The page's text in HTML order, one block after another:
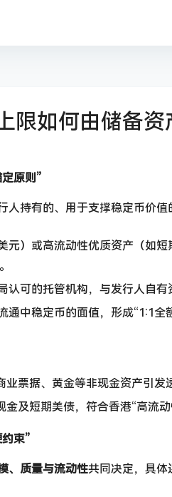
限如何由储备资
原则”
人持有的、用于支撑稳定币价值
元）或高流动性优质资产（如
认可的托管机构，与发行人自有
中稳定币的面值，形成“1:1全
业票据、黄金等非现金资产引发
金及短期美债，符合香港“高流
束”
、质量与流动性共同决定，具体